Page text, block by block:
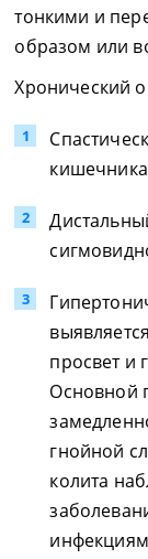
тонкими и
образом или
Хронический
просвет и
Основной
гнойной
колита